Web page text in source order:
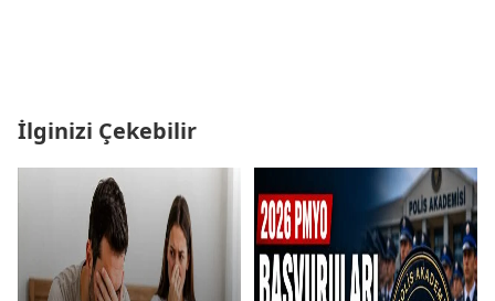
İlginizi Çekebilir